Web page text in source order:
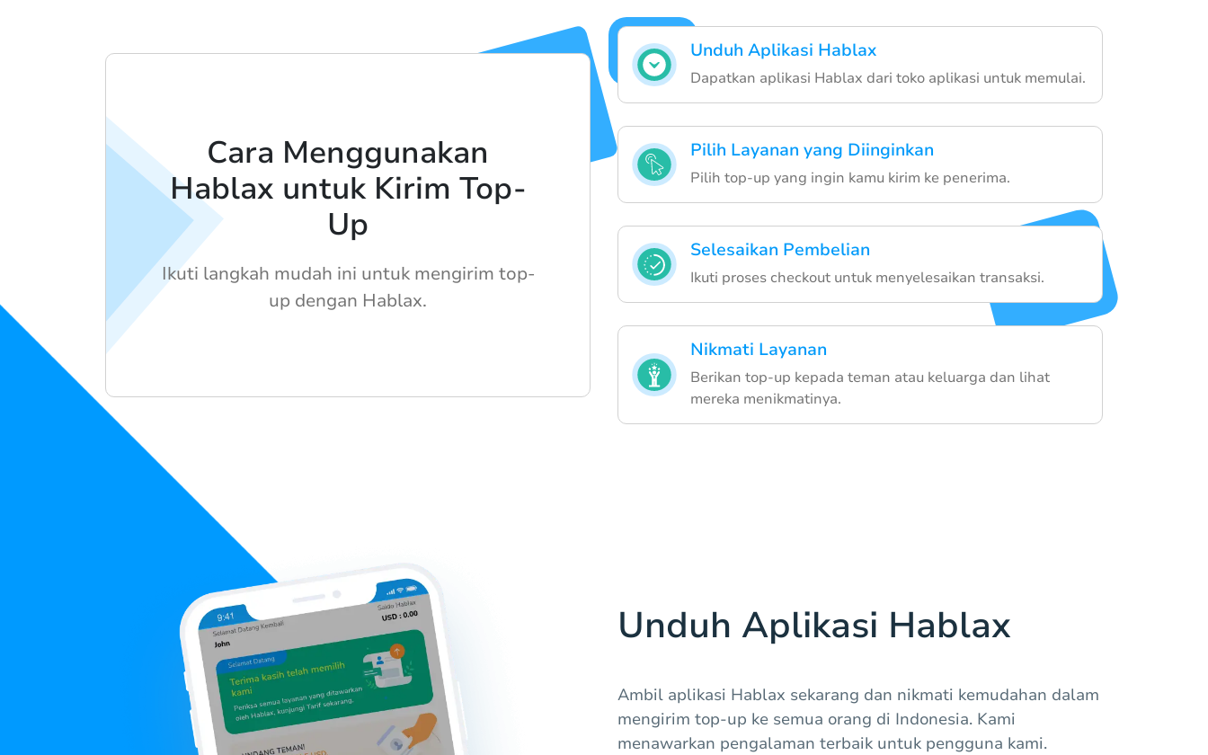
Unduh Aplikasi Hablax
Dapatkan aplikasi Hablax dari toko aplikasi untuk memulai.
Pilih Layanan yang Diinginkan
Pilih top-up yang ingin kamu kirim ke penerima.
Selesaikan Pembelian
Ikuti proses checkout untuk menyelesaikan transaksi.
Nikmati Layanan
Berikan top-up kepada teman atau keluarga dan lihat
mereka menikmatinya.
Cara Menggunakan
Hablax untuk Kirim Top-
Up
Ikuti langkah mudah ini untuk mengirim top-
up dengan Hablax.
Unduh Aplikasi Hablax
Ambil aplikasi Hablax sekarang dan nikmati kemudahan dalam
mengirim top-up ke semua orang di Indonesia. Kami
menawarkan pengalaman terbaik untuk pengguna kami.